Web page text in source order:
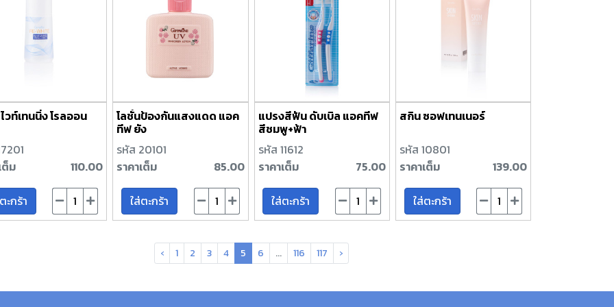
วท์เทนนิ่ง โรลออน
ต็ม
110.00
ะกร้า
โลชั่นป้องกันแสงแดด แอค
ทีฟ ยัง
รหัส 20101
ราคาเต็ม
85.00
ใส่ตะกร้า
แปรงสีฟัน ดับเบิล แอคทีฟ
สีชมพู+ฟ้า
รหัส 11612
ราคาเต็ม
75.00
ใส่ตะกร้า
สกิน ซอฟเทนเนอร์
รหัส 10801
ราคาเต็ม
139.00
ใส่ตะกร้า
‹ 1 2 3 4 5 6 ... 116 117 ›